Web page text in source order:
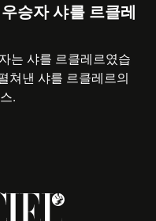
승자 샤를 르클레
는 샤를 르클레르였습
쳐낸 샤를 르클레르의
.